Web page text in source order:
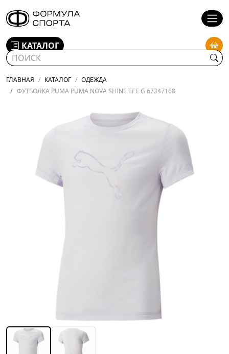
КАТАЛОГ
ГЛАВНАЯ КАТАЛОГ
ОДЕЖДА
ФУТБОЛКА PUMA PUMA NOVA SHINE TEE G 67347168